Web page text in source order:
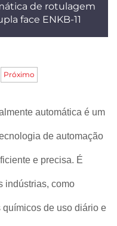
de rotulagem
face ENKB-11
Próximo
automática é um
de automação
e precisa. É
indústrias, como
de uso diário e